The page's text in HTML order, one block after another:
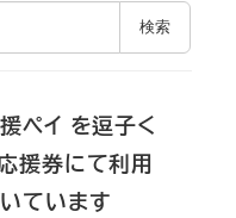
検索
ペイ を逗子く
援券にて利用
ています